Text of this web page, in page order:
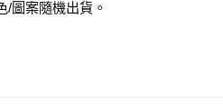
圖案隨機出貨。